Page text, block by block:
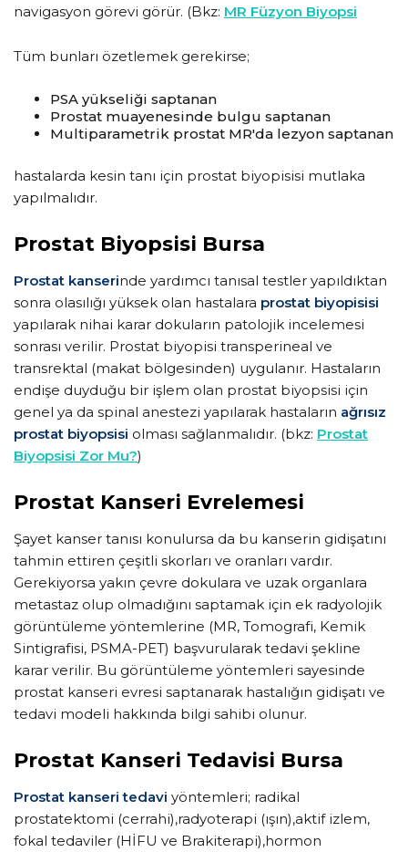
navigasyon görevi görür. (Bkz: MR Füzyon Biyopsi
Tüm bunları özetlemek gerekirse;
PSA yükseliği saptanan
Prostat muayenesinde bulgu saptanan
Multiparametrik prostat MR'da lezyon saptanan
hastalarda kesin tanı için prostat biyopisisi mutlaka
yapılmalıdır.
Prostat Biyopsisi Bursa
Prostat kanserinde yardımcı tanısal testler yapıldıktan
sonra olasılığı yüksek olan hastalara prostat biyopisisi
yapılarak nihai karar dokuların patolojik incelemesi
sonrası verilir. Prostat biyopisi transperineal ve
transrektal (makat bölgesinden) uygulanır. Hastaların
endişe duyduğu bir işlem olan prostat biyopsisi için
genel ya da spinal anestezi yapılarak hastaların ağrısız
prostat biyopsisi olması sağlanmalıdır. (bkz: Prostat
Biyopsisi Zor Mu?)
Prostat Kanseri Evrelemesi
Şayet kanser tanısı konulursa da bu kanserin gidişatını
tahmin ettiren çeşitli skorları ve oranları vardır.
Gerekiyorsa yakın çevre dokulara ve uzak organlara
metastaz olup olmadığını saptamak için ek radyolojik
görüntüleme yöntemlerine (MR, Tomografi, Kemik
Sintigrafisi, PSMA-PET) başvurularak tedavi şekline
karar verilir. Bu görüntüleme yöntemleri sayesinde
prostat kanseri evresi saptanarak hastalığın gidişatı ve
tedavi modeli hakkında bilgi sahibi olunur.
Prostat Kanseri Tedavisi Bursa
Prostat kanseri tedavi yöntemleri; radikal
prostatektomi (cerrahi),radyoterapi (ışın),aktif izlem,
fokal tedaviler (HİFU ve Brakiterapi),hormon